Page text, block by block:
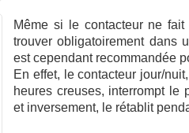
Même si le contacteur ne
trouver obligatoirement dans
est cependant recommandée
En effet, le contacteur jour/
heures creuses, interrompt le
et inversement, le rétablit